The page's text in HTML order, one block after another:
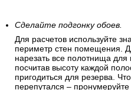
Сделайте подгонку обоев.
Для расчетов используйте
периметр стен помещения.
нарезать все полотнища
посчитав высоту каждой
пригодиться для резерва.
перепутался –